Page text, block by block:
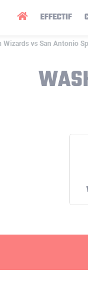
EFFECTIF
Wizards vs San Antonio